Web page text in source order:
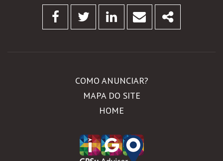
Facebook
Twitter Linkedin
Email
COMO ANUNCIAR?
MAPA DO SITE
HOME